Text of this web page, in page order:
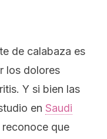
de calabaza es
los dolores
Y si bien las
en Saudi
reconoce que